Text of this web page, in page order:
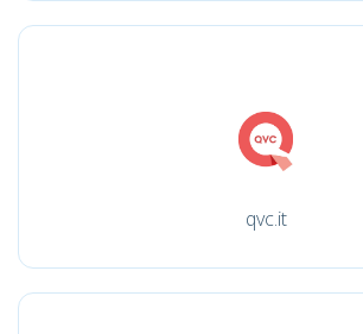
qvc.it